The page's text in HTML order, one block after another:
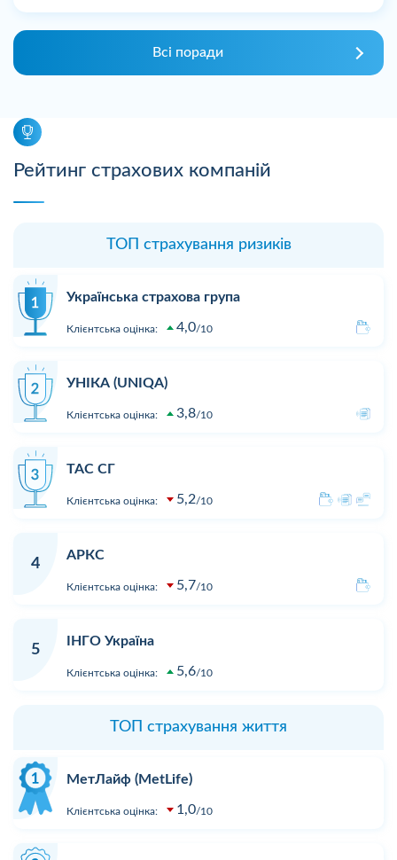
Всі поради
Рейтинг страхових компаній
ТОП страхування ризиків
Українська страхова група
Клієнтська оцінка: 4,0 10
УНІКА (UNIQA)
Клієнтська оцінка: 3,8 10
ТАС СГ
Клієнтська оцінка: 5,2 10
4
АРКС
Клієнтська оцінка: 5,7 10
5
ІНГО Україна
Клієнтська оцінка: 5,6 10
ТОП страхування життя
МетЛайф (MetLife)
Клієнтська оцінка: 1,0 10